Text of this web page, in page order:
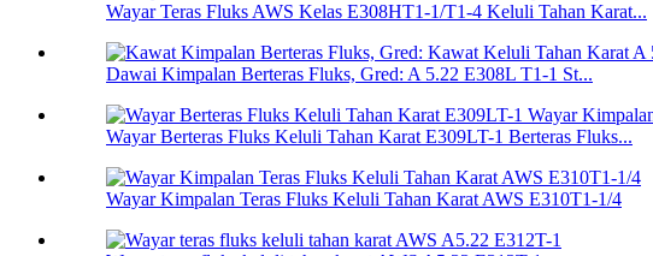
Wayar Teras Fluks AWS Kelas E308HT1-1/T1-4 Keluli Tahan Karat...
Dawai Kimpalan Berteras Fluks, Gred: A 5.22 E308L T1-1 St...
Wayar Berteras Fluks Keluli Tahan Karat E309LT-1 Berteras Fluks...
Wayar Kimpalan Teras Fluks Keluli Tahan Karat AWS E310T1-1/4